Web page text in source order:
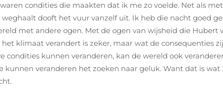
condities die maakten dat ik me zo voelde. Net als
weghaalt dooft het vuur vanzelf uit. Ik heb die nacht goed
met andere ogen. Met de ogen van wijsheid die Hubert
klimaat verandert is zeker, maar wat de consequenties
condities kunnen veranderen, kan de wereld ook
kunnen veranderen het zoeken naar geluk. Want dat is wat